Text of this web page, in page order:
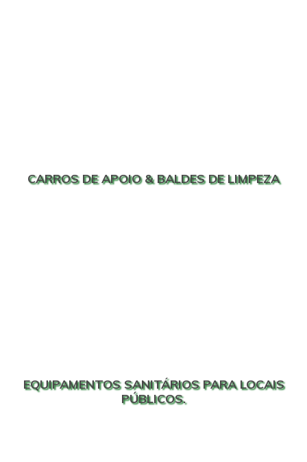
CARROS DE APOIO & BALDES DE LIMPEZA
EQUIPAMENTOS SANITÁRIOS PARA LOCAIS
PÚBLICOS.